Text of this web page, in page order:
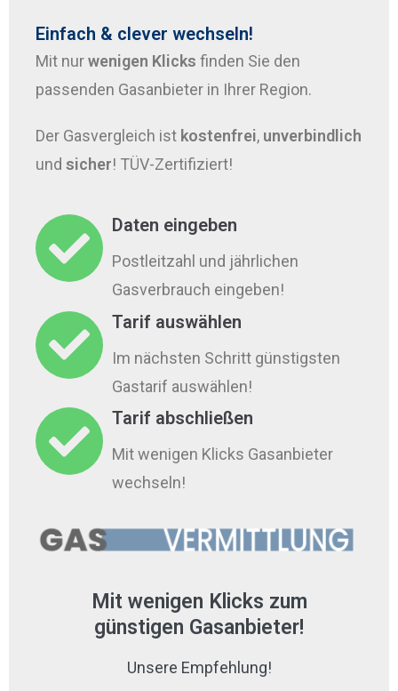
Einfach & clever wechseln!
Mit nurwenigen Klicks finden Sie den
passenden Gasanbieter in Ihrer Region.
Der Gasvergleich ist kostenfrei, unverbindlich
und sicher! TÜV-Zertifiziert!
Daten eingeben
Postleitzahl und jährlichen
Gasverbrauch eingeben!
Tarif auswählen
Im nächsten Schritt günstigsten
Gastarif auswählen!
Tarif abschließen
Mit wenigen Klicks Gasanbieter
wechseln!
Mit wenigen Klicks zum
günstigen Gasanbieter!​
Unsere Empfehlung!